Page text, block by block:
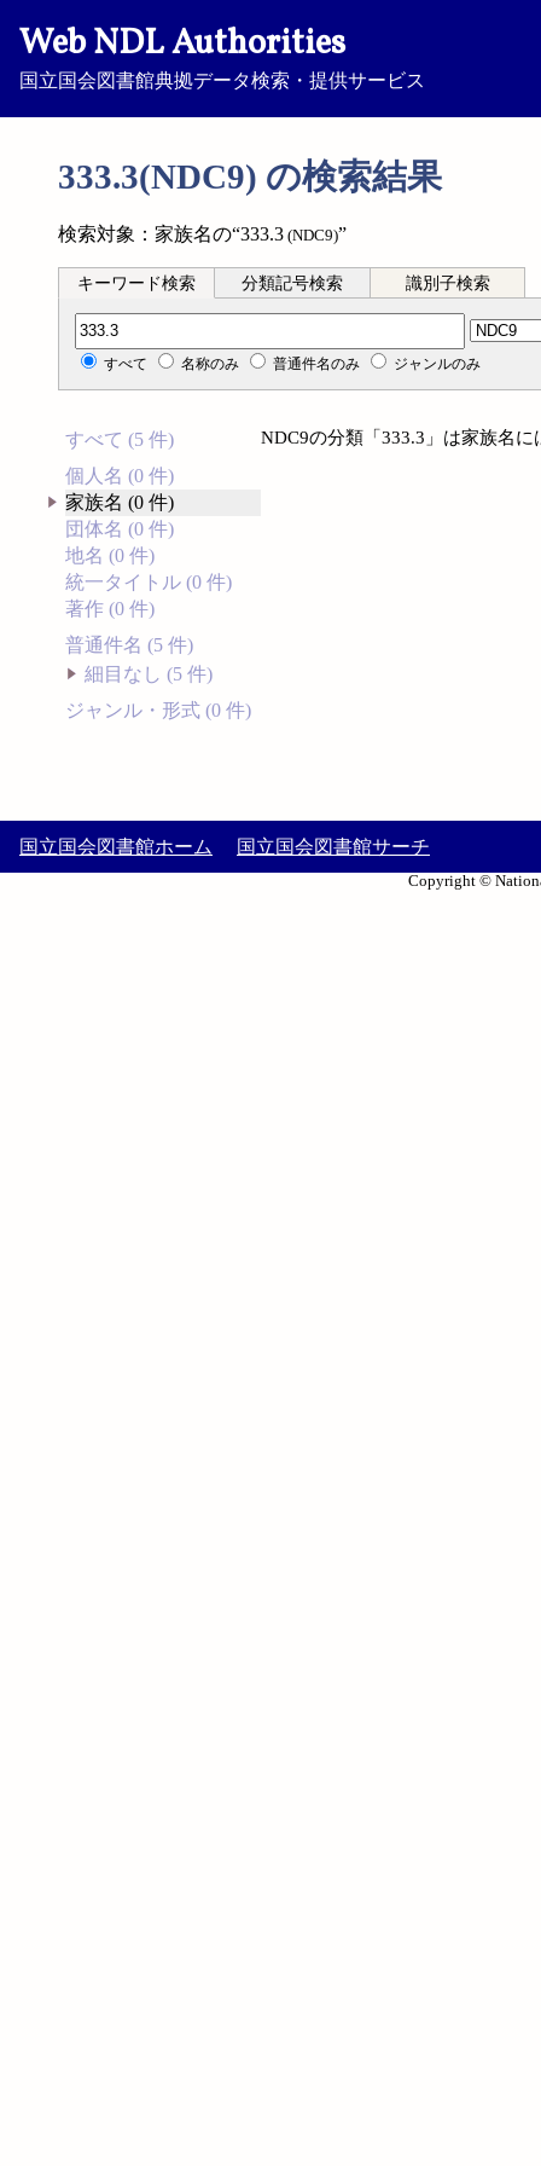
Web NDL Authorities
国立国会図書館典拠データ検索・提供サービス
333.3(NDC9) の検索結果
検索対象：家族名の“333.3 (NDC9)”
キーワード検索 分類記号検索 識別子検索
分類記号検索
すべて 名称のみ 普通件名のみ ジャンルのみ
すべて (5 件)
個人名 (0 件)
家族名 (0 件)
団体名 (0 件)
地名 (0 件)
統一タイトル (0 件)
著作 (0 件)
普通件名 (5 件)
細目なし (5 件)
ジャンル・形式 (0 件)
NDC9の分類「333.3」は家族名
国立国会図書館ホーム 国立国会図書館サーチ
Copyright ©